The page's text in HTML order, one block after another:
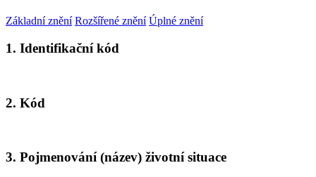
Základní znění Rozšířené znění Úplné znění
1. Identifikační kód
2. Kód
3. Pojmenování (název) životní situace